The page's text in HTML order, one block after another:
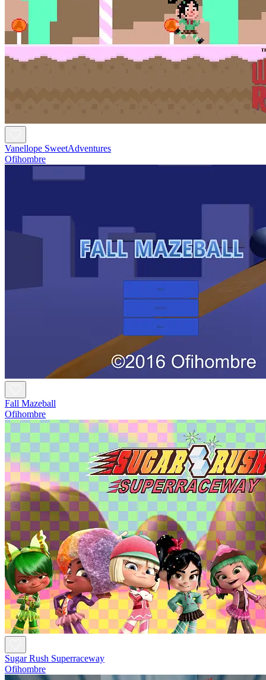
Vanellope SweetAdventures
Ofihombre
Fall Mazeball
Ofihombre
Sugar Rush Superraceway
Ofihombre